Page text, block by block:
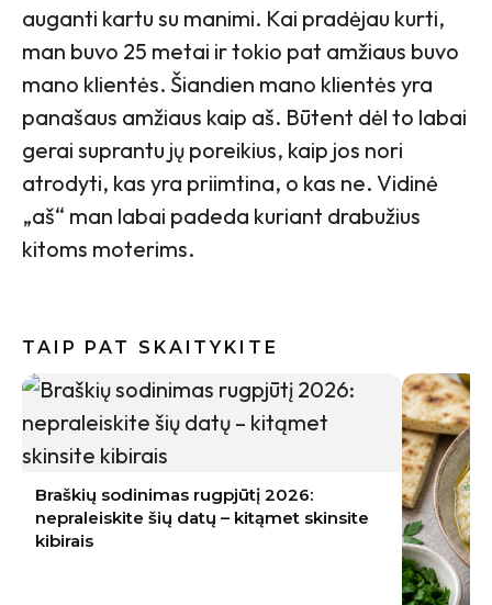
auganti kartu su manimi. Kai pradėjau kurti,
man buvo 25 metai ir tokio pat amžiaus buvo
mano klientės. Šiandien mano klientės yra
panašaus amžiaus kaip aš. Būtent dėl to labai
gerai suprantu jų poreikius, kaip jos nori
atrodyti, kas yra priimtina, o kas ne. Vidinė
„aš“ man labai padeda kuriant drabužius
kitoms moterims.
TAIP PAT SKAITYKITE
Braškių sodinimas rugpjūtį 2026:
nepraleiskite šių datų – kitąmet skinsite
kibirais